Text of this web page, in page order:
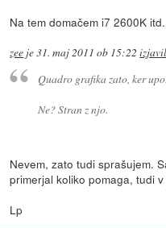
Na tem domačem i7 2600K
zee je31. maj 2011 ob 15:22
Quadro grafika zato, ker
Ne? Stran z njo.
Nevem, zato tudi sprašujem.
primerjal koliko pomaga, tudi
Lp